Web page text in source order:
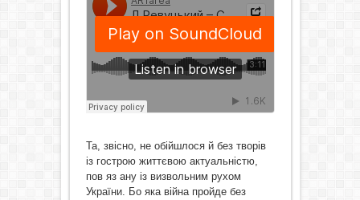
Та, звісно, не обійшлося й без творів
із гострою життєвою актуальністю,
пов яз ану із визвольним рухом
України. Бо яка війна пройде без